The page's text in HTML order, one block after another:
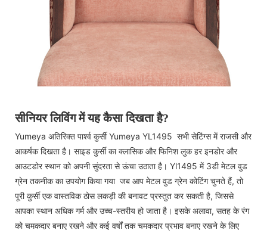
सीनियर लिविंग में यह कैसा दिखता है?
Yumeya अतिरिक्त पार्श्व कुर्सी Yumeya YL1495 सभी सेटिंग्स में राजसी और
आकर्षक दिखता है। साइड कुर्सी का क्लासिक और फिनिश लुक हर इनडोर और
आउटडोर स्थान को अपनी सुंदरता से ऊंचा उठाता है। Yl1495 में 3डी मेटल वुड
ग्रेन तकनीक का उपयोग किया गया जब आप मेटल वुड ग्रेन कोटिंग चुनते हैं, तो
पूरी कुर्सी एक वास्तविक ठोस लकड़ी की बनावट प्रस्तुत कर सकती है, जिससे
आपका स्थान अधिक गर्म और उच्च-स्तरीय हो जाता है। इसके अलावा, सतह के रंग
को चमकदार बनाए रखने और कई वर्षों तक चमकदार प्रभाव बनाए रखने के लिए